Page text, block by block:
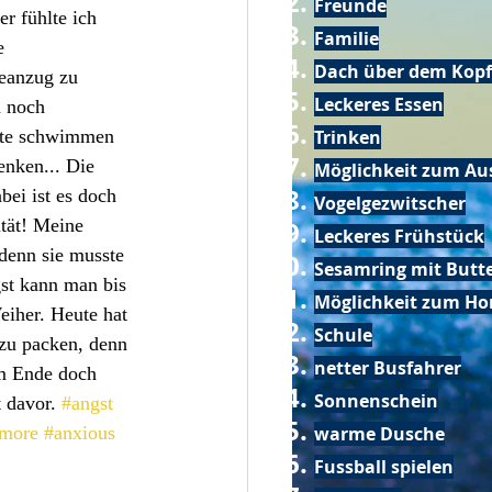
fühlte ich
zu
noch
schwimmen
Die
ist es doch
Meine
sie musste
kann man bis
Heute hat
packen, denn
Ende doch
davor. #angst
#anxious
Freunde
Familie
Dach über dem Kopf
Leckeres Essen
Trinken
Möglichkeit zum
Vogelgezwitscher
Leckeres Frühstück
Sesamring mit
Möglichkeit zum
Schule
netter Busfahrer
Sonnenschein
warme Dusche
Fussball spielen